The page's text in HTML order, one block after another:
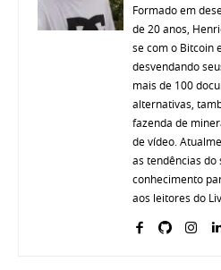
Formado em
de 20 anos,
se com o Bitcoin
desvendando
mais de 100
alternativas,
fazenda de
de vídeo.
as tendências do
conhecimento
aos leitores do